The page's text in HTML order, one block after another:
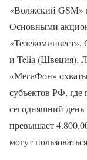
«Волжский
Основными
и Telia (Швеция).
«МегаФон»
субъектов РФ,
сегодняшний
превышает
могут